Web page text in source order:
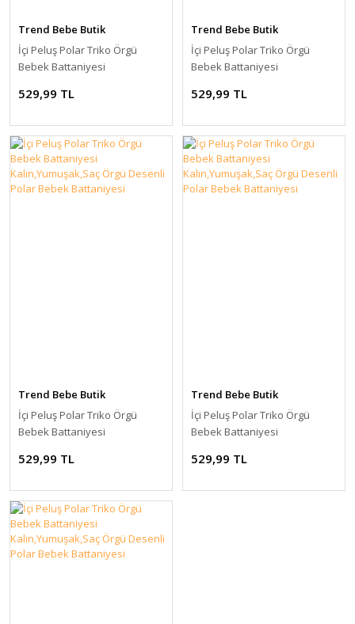
Trend Bebe Butik
İçi Peluş Polar Triko Örgü
Bebek Battaniyesi
Desenli Polar Bebek
529,99 TL
Trend Bebe Butik
İçi Peluş Polar Triko Örgü
Bebek Battaniyesi
Desenli Polar Bebek
529,99 TL
Trend Bebe Butik
İçi Peluş Polar Triko Örgü
Bebek Battaniyesi
Desenli Polar Bebek
529,99 TL
Trend Bebe Butik
İçi Peluş Polar Triko Örgü
Bebek Battaniyesi
Desenli Polar Bebek
529,99 TL